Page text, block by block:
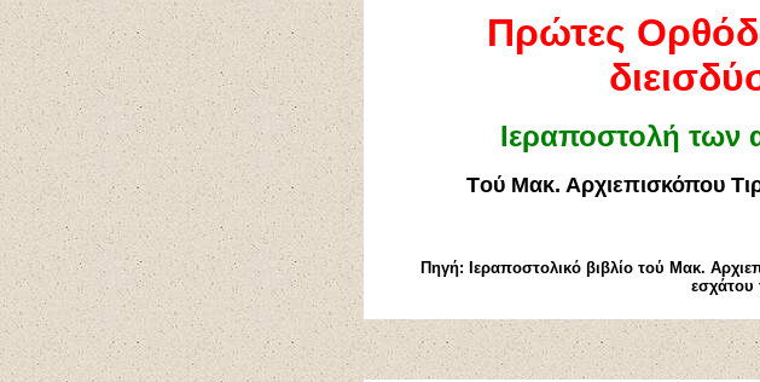
Πρώτες
Ιεραποστολή
Tού Μακ. Αρχιεπισκόπου
Πηγή: Ιεραποστολικό βιβλίο τού Μακ.
εσχάτου